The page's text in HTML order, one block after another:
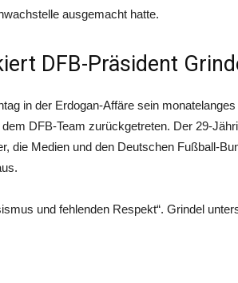
ausgemacht hatte.
DFB-Präsident
in der Erdogan-Affäre sein
DFB-Team zurückgetreten. Der 29-
die Medien und den Deutschen Fußball-
und fehlenden Respekt“. Grindel